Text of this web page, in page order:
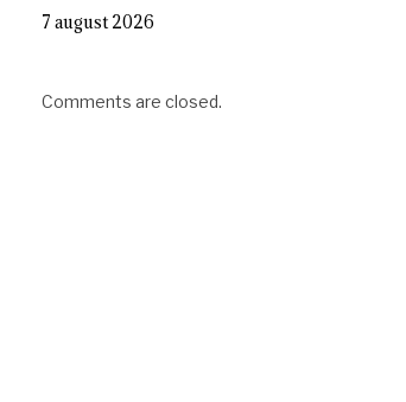
7 august 2026
Comments are closed.